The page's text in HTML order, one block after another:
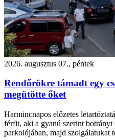
2026. augusztus 07., péntek
Rendőrökre támadt egy
megütötte őket
Harmincnapos előzetes
férfit, aki a gyanú szerint
parkolójában, majd szolgálatukat